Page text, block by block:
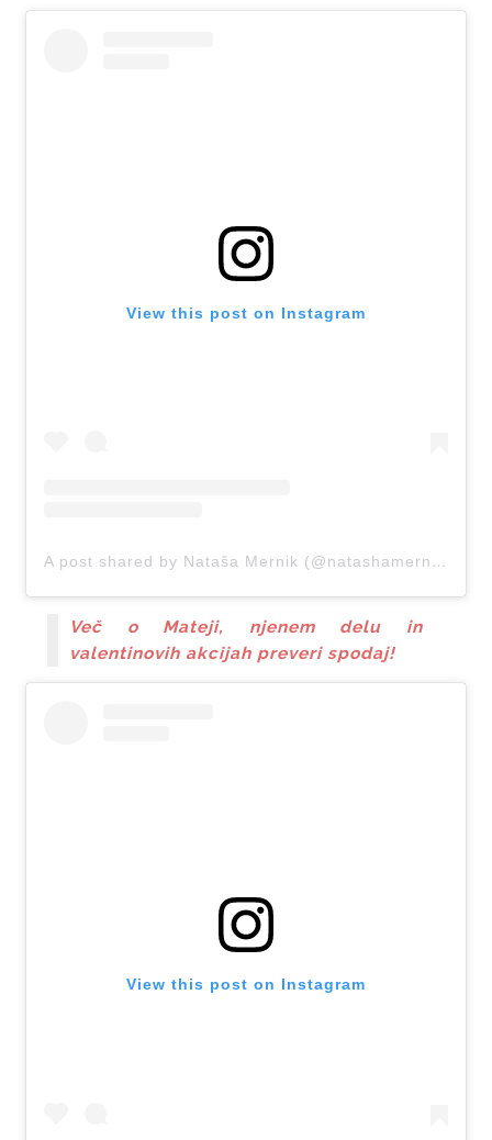
View this post on Instagram
A post shared by Nataša Mernik (@natashamernik)
Več o Mateji, njenem delu in
valentinovih akcijah preveri spodaj!
View this post on Instagram